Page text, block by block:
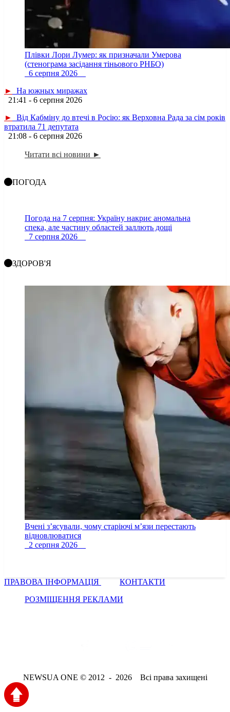
Плівки Лори Лумер: як призначали Умерова
(стенограма засідання тіньового РНБО)
6 серпня 2026
►
На южных миражах
21:41 - 6 серпня 2026
►
Від Кабміну до втечі в Росію: як Верховна Рада за сім років
втратила 71 депутата
21:08 - 6 серпня 2026
Читати всі новини ►
ПОГОДА
Погода на 7 серпня: Україну накриє аномальна
спека, але частину областей заллють дощі
7 серпня 2026
ЗДОРОВ'Я
Вчені з’ясували, чому старіючі м’язи перестають
відновлюватися
2 серпня 2026
ПРАВОВА ІНФОРМАЦІЯ
КОНТАКТИ
РОЗМІЩЕННЯ РЕКЛАМИ
NEWSUA ONE © 2012 - 2026 Всі права захищені